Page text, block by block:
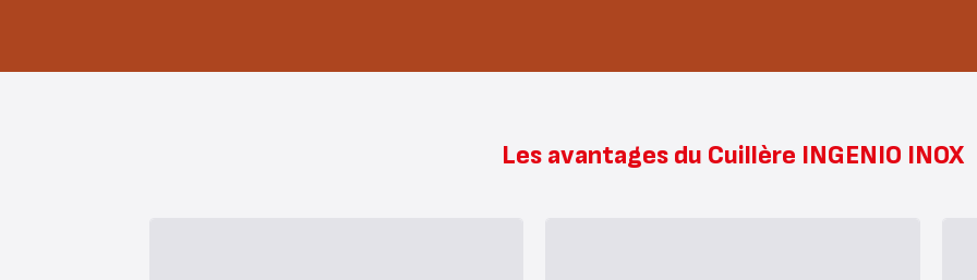
Les avantages du Cuillère INGENIO INOX